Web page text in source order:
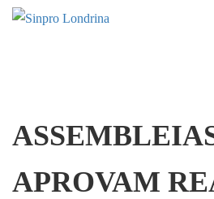
APROVAM